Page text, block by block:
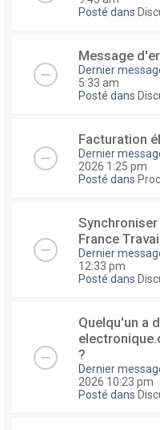
Posté dans
Message
Dernier
5:33 am
Posté dans
Facturation
Dernier
2026 1:25 pm
Posté dans
France
Dernier
12:33 pm
Posté dans
Quelqu'un a
?
Dernier
2026 10:23 pm
Posté dans